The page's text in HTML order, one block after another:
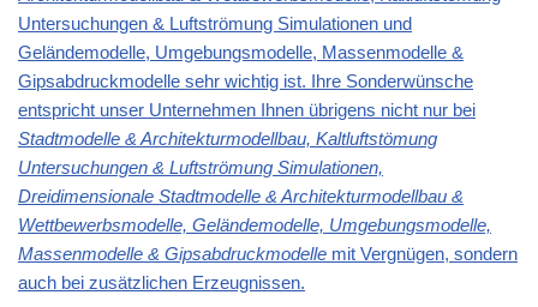
Untersuchungen & Luftströmung Simulationen und
Geländemodelle, Umgebungsmodelle, Massenmodelle &
Gipsabdruckmodelle sehr wichtig ist. Ihre Sonderwünsche
entspricht unser Unternehmen Ihnen übrigens nicht nur bei
Stadtmodelle & Architekturmodellbau, Kaltluftstömung
Untersuchungen & Luftströmung Simulationen,
Dreidimensionale Stadtmodelle & Architekturmodellbau &
Wettbewerbsmodelle, Geländemodelle, Umgebungsmodelle,
Massenmodelle & Gipsabdruckmodelle mit Vergnügen, sondern
auch bei zusätzlichen Erzeugnissen.